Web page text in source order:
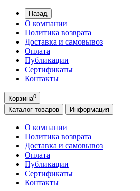
Назад
О компании
Политика возврата
Доставка и самовывоз
Оплата
Публикации
Сертификаты
Контакты
Корзина0
Каталог товаров Информация
О компании
Политика возврата
Доставка и самовывоз
Оплата
Публикации
Сертификаты
Контакты